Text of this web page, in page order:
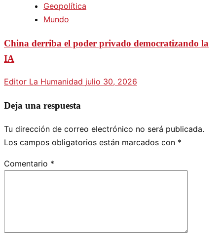
Geopolítica
Mundo
China derriba el poder privado democratizando la
IA
Editor La Humanidad julio 30, 2026
Deja una respuesta
Tu dirección de correo electrónico no será publicada.
Los campos obligatorios están marcados con *
Comentario *